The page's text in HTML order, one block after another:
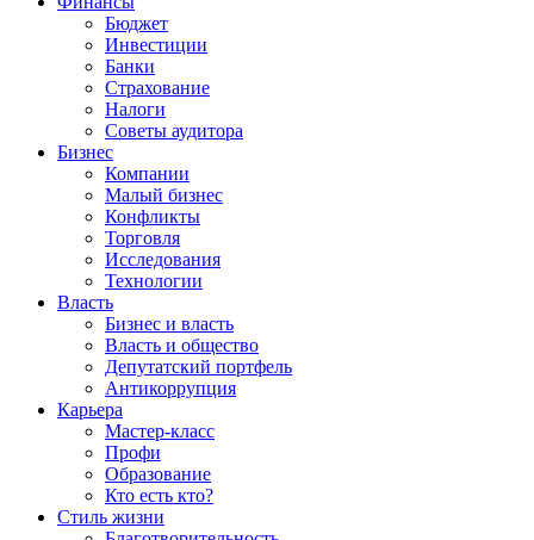
Бюджет
Инвестиции
Банки
Страхование
Налоги
Советы аудитора
Бизнес
Компании
Малый бизнес
Конфликты
Торговля
Исследования
Технологии
Власть
Бизнес и власть
Власть и общество
Депутатский портфель
Антикоррупция
Карьера
Мастер-класс
Профи
Образование
Кто есть кто?
Стиль жизни